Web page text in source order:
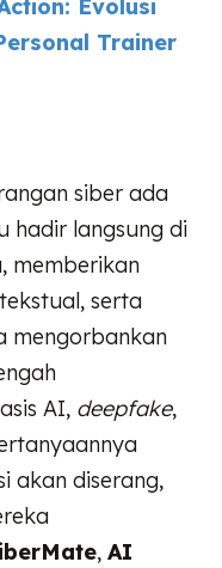
Evolusi
Trainer
siber ada
hadir langsung di
memberikan
serta
mengorbankan
AI, deepfake,
akan diserang,
,AI